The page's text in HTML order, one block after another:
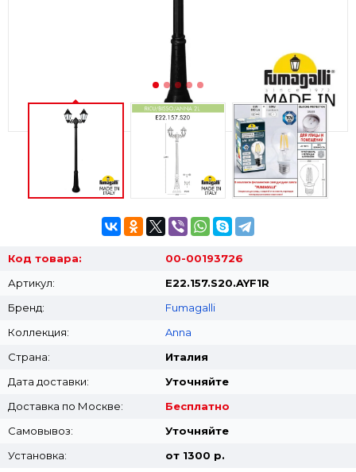
Код товара:
00-00193726
Артикул:
E22.157.S20.AYF1R
Бренд:
Fumagalli
Коллекция:
Anna
Страна:
Италия
Дата доставки:
Уточняйте
Доставка по Москве:
Бесплатно
Самовывоз:
Уточняйте
Установка:
от 1300 p.